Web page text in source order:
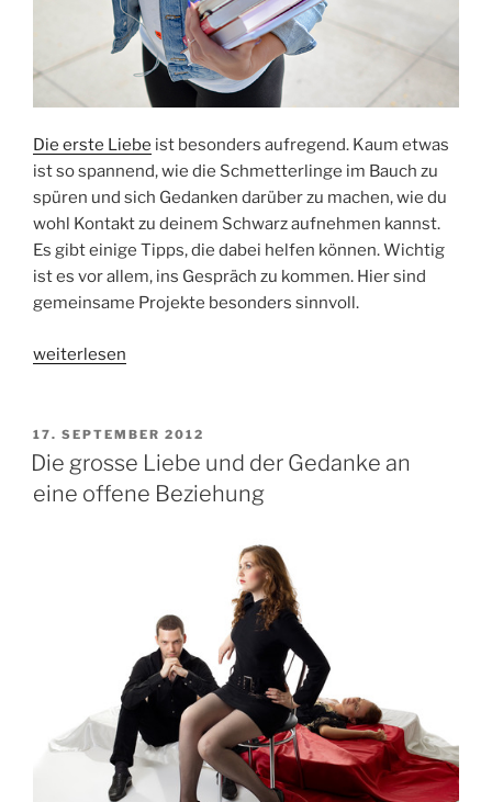
Die erste Liebe ist besonders aufregend. Kaum etwas
ist so spannend, wie die Schmetterlinge im Bauch zu
spüren und sich Gedanken darüber zu machen, wie du
wohl Kontakt zu deinem Schwarz aufnehmen kannst.
Es gibt einige Tipps, die dabei helfen können. Wichtig
ist es vor allem, ins Gespräch zu kommen. Hier sind
gemeinsame Projekte besonders sinnvoll.
„Liebe
Schule
–
so
weiterlesen
VERÖFFENTLICHT
AM
17. SEPTEMBER 2012
Die grosse Liebe und der Gedanke an
eine offene Beziehung